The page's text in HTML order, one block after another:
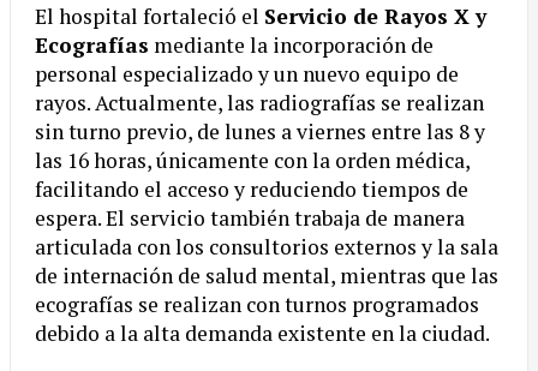
El hospital fortaleció el Servicio de Rayos X y
Ecografías mediante la incorporación de
personal especializado y un nuevo equipo de
rayos. Actualmente, las radiografías se realizan
sin turno previo, de lunes a viernes entre las 8 y
las 16 horas, únicamente con la orden médica,
facilitando el acceso y reduciendo tiempos de
espera. El servicio también trabaja de manera
articulada con los consultorios externos y la sala
de internación de salud mental, mientras que las
ecografías se realizan con turnos programados
debido a la alta demanda existente en la ciudad.